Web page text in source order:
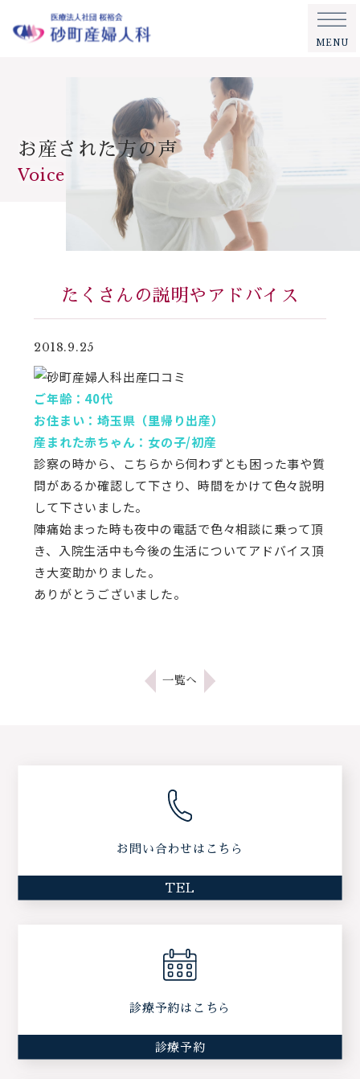
MENU
お産された方の声
Voice
たくさんの説明やアドバイス
2018.9.25
ご年齢：40代
お住まい：埼玉県（里帰り出産）
産まれた赤ちゃん：女の子/初産
診察の時から、こちらから伺わずとも困った事や質
問があるか確認して下さり、時間をかけて色々説明
して下さいました。
陣痛始まった時も夜中の電話で色々相談に乗って頂
き、入院生活中も今後の生活についてアドバイス頂
き大変助かりました。
ありがとうございました。
一覧へ
お問い合わせはこちら
TEL
診療予約はこちら
診療予約